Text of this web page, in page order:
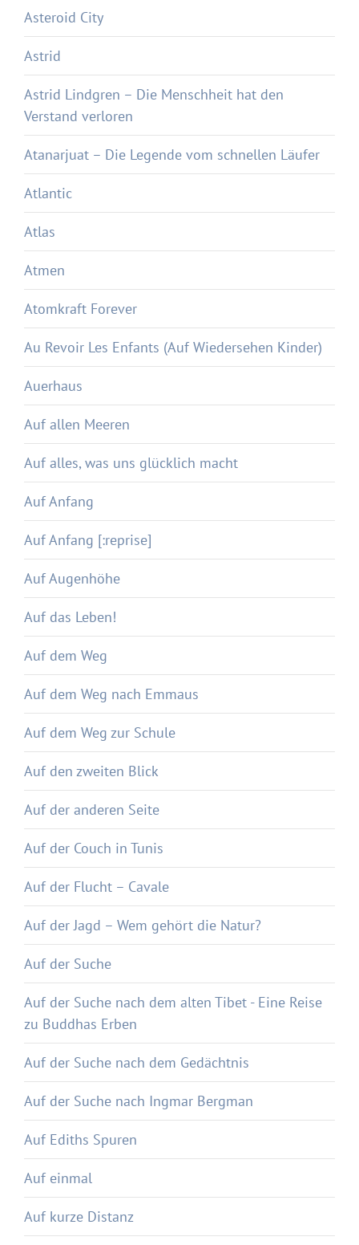
Asteroid City
Astrid
Astrid Lindgren – Die Menschheit hat den
Verstand verloren
Atanarjuat – Die Legende vom schnellen Läufer
Atlantic
Atlas
Atmen
Atomkraft Forever
Au Revoir Les Enfants (Auf Wiedersehen Kinder)
Auerhaus
Auf allen Meeren
Auf alles, was uns glücklich macht
Auf Anfang
Auf Anfang [:reprise]
Auf Augenhöhe
Auf das Leben!
Auf dem Weg
Auf dem Weg nach Emmaus
Auf dem Weg zur Schule
Auf den zweiten Blick
Auf der anderen Seite
Auf der Couch in Tunis
Auf der Flucht – Cavale
Auf der Jagd – Wem gehört die Natur?
Auf der Suche
Auf der Suche nach dem alten Tibet - Eine Reise
zu Buddhas Erben
Auf der Suche nach dem Gedächtnis
Auf der Suche nach Ingmar Bergman
Auf Ediths Spuren
Auf einmal
Auf kurze Distanz